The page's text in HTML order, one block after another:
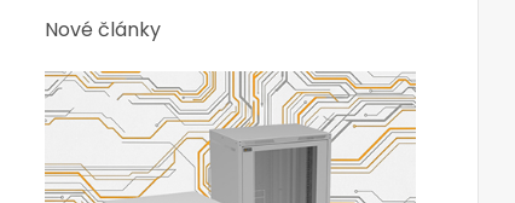
Nové články